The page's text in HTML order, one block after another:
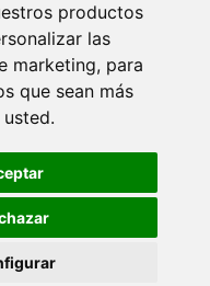
productos
las
marketing, para
que sean más
.
HISTORIA. EPISODIO 3.
Contacto